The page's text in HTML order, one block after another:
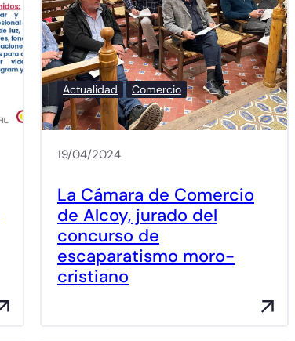
Actualidad Comercio
19/04/2024
La Cámara de Comercio
de Alcoy, jurado del
concurso de
escaparatismo moro-
cristiano